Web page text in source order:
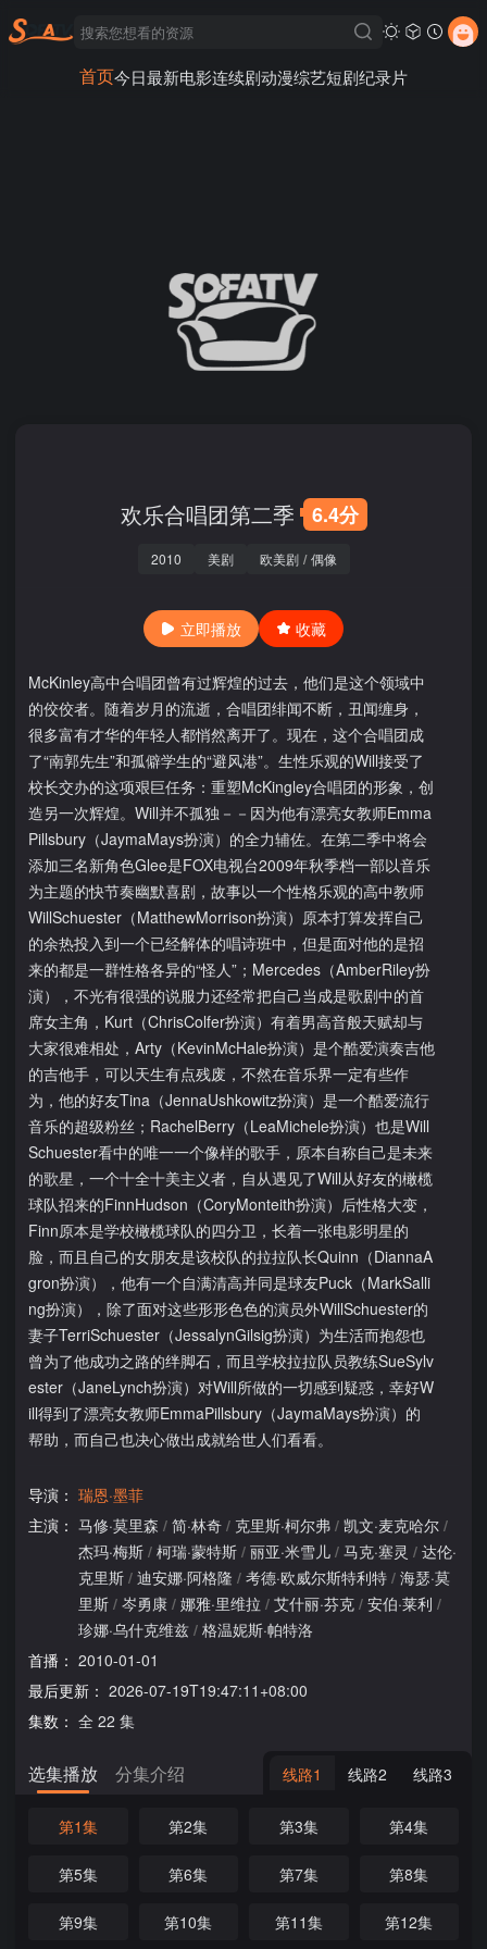
首页今日最新电影连续剧动漫综艺短剧纪录片
欢乐合唱团第二季 6.4分
2010 美剧 欧美剧 / 偶像
立即播放 收藏
McKinley高中合唱团曾有过辉煌的过去，他们是这个领域中
的佼佼者。随着岁月的流逝，合唱团绯闻不断，丑闻缠身，
很多富有才华的年轻人都悄然离开了。现在，这个合唱团成
了“南郭先生”和孤僻学生的“避风港”。生性乐观的Will接受了
校长交办的这项艰巨任务：重塑McKingley合唱团的形象，创
造另一次辉煌。Will并不孤独－－因为他有漂亮女教师Emma
Pillsbury（JaymaMays扮演）的全力辅佐。在第二季中将会
添加三名新角色Glee是FOX电视台2009年秋季档一部以音乐
为主题的快节奏幽默喜剧，故事以一个性格乐观的高中教师
WillSchuester（MatthewMorrison扮演）原本打算发挥自己
的余热投入到一个已经解体的唱诗班中，但是面对他的是招
来的都是一群性格各异的“怪人”；Mercedes（AmberRiley扮
演），不光有很强的说服力还经常把自己当成是歌剧中的首
席女主角，Kurt（ChrisColfer扮演）有着男高音般天赋却与
大家很难相处，Arty（KevinMcHale扮演）是个酷爱演奏吉他
的吉他手，可以天生有点残废，不然在音乐界一定有些作
为，他的好友Tina（JennaUshkowitz扮演）是一个酷爱流行
音乐的超级粉丝；RachelBerry（LeaMichele扮演）也是Will
Schuester看中的唯一一个像样的歌手，原本自称自己是未来
的歌星，一个十全十美主义者，自从遇见了Will从好友的橄榄
球队招来的FinnHudson（CoryMonteith扮演）后性格大变，
Finn原本是学校橄榄球队的四分卫，长着一张电影明星的
脸，而且自己的女朋友是该校队的拉拉队长Quinn（DiannaA
gron扮演），他有一个自满清高并同是球友Puck（MarkSalli
ng扮演），除了面对这些形形色色的演员外WillSchuester的
妻子TerriSchuester（JessalynGilsig扮演）为生活而抱怨也
曾为了他成功之路的绊脚石，而且学校拉拉队员教练SueSylv
ester（JaneLynch扮演）对Will所做的一切感到疑惑，幸好W
ill得到了漂亮女教师EmmaPillsbury（JaymaMays扮演）的
帮助，而自己也决心做出成就给世人们看看。
导演： 瑞恩·墨菲
主演： 马修·莫里森 / 简·林奇 / 克里斯·柯尔弗 / 凯文·麦克哈尔 /
杰玛·梅斯 / 柯瑞·蒙特斯 / 丽亚·米雪儿 / 马克·塞灵 / 达伦·
克里斯 / 迪安娜·阿格隆 / 考德·欧威尔斯特利特 / 海瑟·莫
里斯 / 岑勇康 / 娜雅·里维拉 / 艾什丽·芬克 / 安伯·莱利 /
珍娜·乌什克维兹 / 格温妮斯·帕特洛
首播： 2010-01-01
最后更新： 2026-07-19T19:47:11+08:00
集数： 全 22 集
选集播放 分集介绍 线路1 线路2 线路3
第1集 第2集 第3集 第4集
第5集 第6集 第7集 第8集
第9集 第10集 第11集 第12集